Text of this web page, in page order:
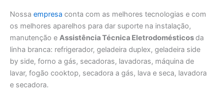
Nossa empresa conta com as melhores tecnologias e com
os melhores aparelhos para dar suporte na instalação,
manutenção e Assistência Técnica Eletrodomésticosda
linha branca: refrigerador, geladeira duplex, geladeira side
by side, forno a gás, secadoras, lavadoras, máquina de
lavar, fogão cooktop, secadora a gás, lava e seca, lavadora
e secadora.